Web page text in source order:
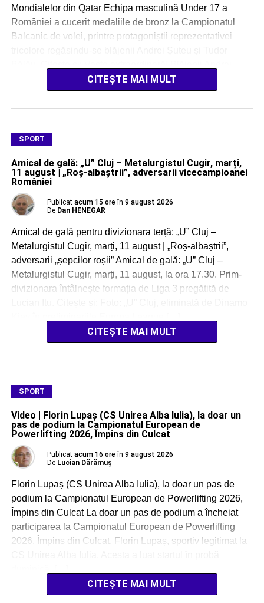
Mondialelor din Qatar Echipa masculină Under 17 a
României a cucerit medaliile de bronz la Campionatul
Balcanic de volei, printre protagoniștii reprezentativei
CITEȘTE MAI MULT
SPORT
Amical de gală: „U” Cluj – Metalurgistul Cugir, marți,
11 august | „Roș-albaștrii”, adversarii vicecampioanei
României
Publicat acum 15 ore în 9 august 2026
De Dan HENEGAR
Amical de gală pentru divizionara terță: „U” Cluj –
Metalurgistul Cugir, marți, 11 august | „Roș-albaștrii”,
adversarii „șepcilor roșii” Amical de gală: „U” Cluj –
Metalurgistul Cugir, marți, 11 august, la ora 17.30. Prim-
divizionara întâlnește formația de Liga 3 pregătită de
CITEȘTE MAI MULT
SPORT
Video | Florin Lupaș (CS Unirea Alba Iulia), la doar un
pas de podium la Campionatul European de
Powerlifting 2026, Împins din Culcat
Publicat acum 16 ore în 9 august 2026
De Lucian Dărămuș
Florin Lupaș (CS Unirea Alba Iulia), la doar un pas de
podium la Campionatul European de Powerlifting 2026,
Împins din Culcat La doar un pas de podium a încheiat
participarea la Campionatul European de Powerlifting
2026, Împins din Culcat, Florin Lupaș, sportiv legitimat la
CITEȘTE MAI MULT